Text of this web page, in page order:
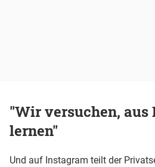
"Wir versuchen, aus
lernen"
Und auf Instagram teilt der